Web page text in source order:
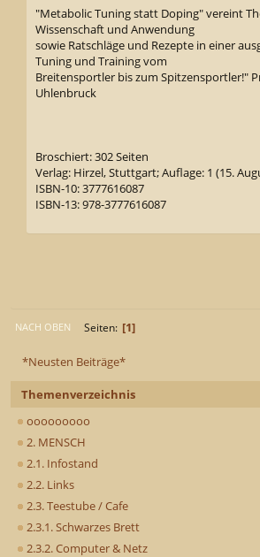
*Neusten Beiträge*
Themenverzeichnis
ooooooooo
2. MENSCH
2.1. Infostand
2.2. Links
2.3. Teestube / Cafe
2.3.1. Schwarzes Brett
2.3.2. Computer & Netz
"Metabolic Tuning statt Doping" vereint
Wissenschaft und Anwendung
sowie Ratschläge und Rezepte in einer
Tuning und Training vom
Breitensportler bis zum Spitzensportler!"
Uhlenbruck
Broschiert: 302 Seiten
Verlag: Hirzel, Stuttgart; Auflage: 1 (15.
ISBN-10: 3777616087
ISBN-13: 978-3777616087
NACH OBEN Seiten 1